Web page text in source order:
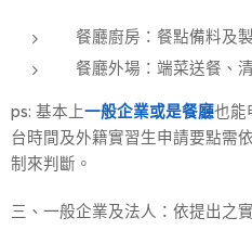
餐廳廚房：餐點備料及
餐廳外場：端菜送餐、
ps: 基本上一般企業或是餐廳也能
台時間及外籍實習生申請要點需
制來判斷。
三、一般企業及法人：依提出之